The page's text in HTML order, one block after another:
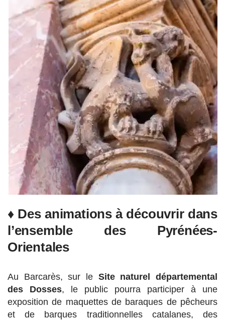
♦ Des animations à découvrir dans
l’ensemble des Pyrénées-
Orientales
Au Barcarès, sur le Site naturel départemental
des Dosses, le public pourra participer à une
exposition de maquettes de baraques de pêcheurs
et de barques traditionnelles catalanes, des